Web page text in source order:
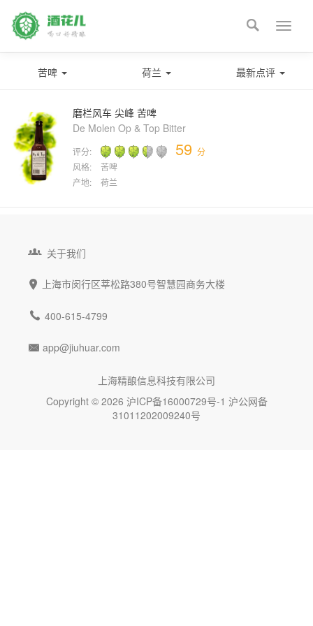
Toggle

苦啤 荷兰 最新点评
磨栏风车 尖峰 苦啤
De Molen Op & Top Bitter
评分: 59 分
风格:
苦啤
产地:
荷兰
 关于我们
 上海市闵行区莘松路380号智慧园商务大楼
 400-615-4799
 app@jiuhuar.com
上海精酿信息科技有限公司
Copyright © 2026 沪ICP备16000729号-1 沪公网备
31011202009240号